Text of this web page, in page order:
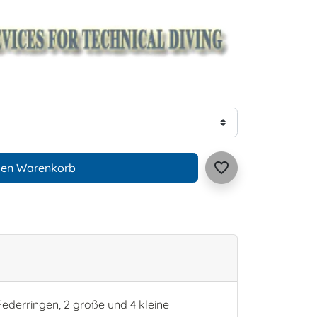
Warenkorb favorite_border
2 große und 4 kleine